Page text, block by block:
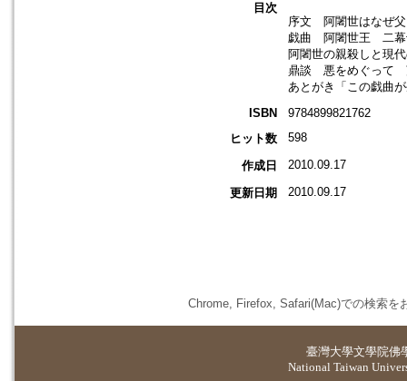
目次
序文 阿闍世はなぜ
戯曲 阿闍世王 二
阿闍世の親殺しと現
鼎談 悪をめぐって
あとがき「この戯曲
ISBN
9784899821762
ヒット数
598
作成日 2010.09.17
更新日期 2010.09.17
Chrome, Firefox, Safari(Mac)での検索を
臺灣大學文學院佛
National Taiwan